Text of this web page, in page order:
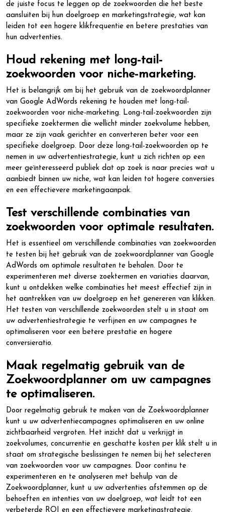
de juiste focus te leggen op de zoekwoorden die het beste
aansluiten bij hun doelgroep en marketingstrategie, wat kan
leiden tot een hogere klikfrequentie en betere prestaties van
hun advertenties.
Houd rekening met long-tail-
zoekwoorden voor niche-marketing.
Het is belangrijk om bij het gebruik van de zoekwoordplanner
van Google AdWords rekening te houden met long-tail-
zoekwoorden voor niche-marketing. Long-tail-zoekwoorden zijn
specifieke zoektermen die wellicht minder zoekvolume hebben,
maar ze zijn vaak gerichter en converteren beter voor een
specifieke doelgroep. Door deze long-tail-zoekwoorden op te
nemen in uw advertentiestrategie, kunt u zich richten op een
meer geïnteresseerd publiek dat op zoek is naar precies wat u
aanbiedt binnen uw niche, wat kan leiden tot hogere conversies
en een effectievere marketingaanpak.
Test verschillende combinaties van
zoekwoorden voor optimale resultaten.
Het is essentieel om verschillende combinaties van zoekwoorden
te testen bij het gebruik van de zoekwoordplanner van Google
AdWords om optimale resultaten te behalen. Door te
experimenteren met diverse zoektermen en variaties daarvan,
kunt u ontdekken welke combinaties het meest effectief zijn in
het aantrekken van uw doelgroep en het genereren van klikken.
Het testen van verschillende zoekwoorden stelt u in staat om
uw advertentiestrategie te verfijnen en uw campagnes te
optimaliseren voor een betere prestatie en hogere
conversieratio.
Maak regelmatig gebruik van de
Zoekwoordplanner om uw campagnes
te optimaliseren.
Door regelmatig gebruik te maken van de Zoekwoordplanner
kunt u uw advertentiecampagnes optimaliseren en uw online
zichtbaarheid vergroten. Het inzicht dat u verkrijgt in
zoekvolumes, concurrentie en geschatte kosten per klik stelt u in
staat om strategische beslissingen te nemen bij het selecteren
van zoekwoorden voor uw campagnes. Door continu te
experimenteren en te analyseren met behulp van de
Zoekwoordplanner, kunt u uw advertenties afstemmen op de
behoeften en intenties van uw doelgroep, wat leidt tot een
verbeterde ROI en een effectievere marketingstrategie.